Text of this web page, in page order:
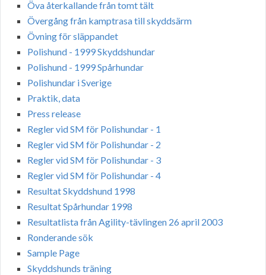
Öva återkallande från tomt tält
Övergång från kamptrasa till skyddsärm
Övning för släppandet
Polishund - 1999 Skyddshundar
Polishund - 1999 Spårhundar
Polishundar i Sverige
Praktik, data
Press release
Regler vid SM för Polishundar - 1
Regler vid SM för Polishundar - 2
Regler vid SM för Polishundar - 3
Regler vid SM för Polishundar - 4
Resultat Skyddshund 1998
Resultat Spårhundar 1998
Resultatlista från Agility-tävlingen 26 april 2003
Ronderande sök
Sample Page
Skyddshunds träning